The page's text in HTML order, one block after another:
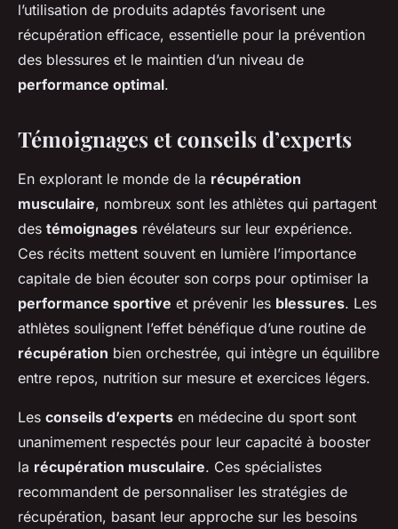
l’utilisation de produits adaptés favorisent une
récupération efficace, essentielle pour la prévention
des blessures et le maintien d’un niveau de
performance optimal.
Témoignages et conseils d’experts
En explorant le monde de la récupération
musculaire, nombreux sont les athlètes qui partagent
des témoignages révélateurs sur leur expérience.
Ces récits mettent souvent en lumière l’importance
capitale de bien écouter son corps pour optimiser la
performance sportive et prévenir les blessures. Les
athlètes soulignent l’effet bénéfique d’une routine de
récupération bien orchestrée, qui intègre un équilibre
entre repos, nutrition sur mesure et exercices légers.
Les conseils d’experts en médecine du sport sont
unanimement respectés pour leur capacité à booster
la récupération musculaire. Ces spécialistes
recommandent de personnaliser les stratégies de
récupération, basant leur approche sur les besoins